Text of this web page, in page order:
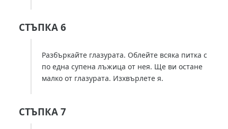
СТЪПКА 6
Разбъркайте глазурата. Облейте всяка питка с
по една супена лъжица от нея. Ще ви остане
малко от глазурата. Изхвърлете я.
СТЪПКА 7